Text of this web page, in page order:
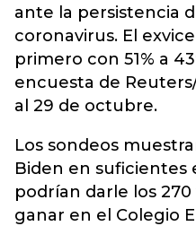
ante la persistencia
coronavirus. El
primero con 51% a
encuesta de
al 29 de octubre.
Los sondeos
Biden en suficientes
podrían darle los
ganar en el Colegio